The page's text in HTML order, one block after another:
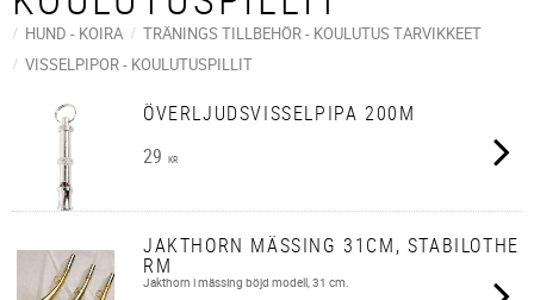
HUND - KOIRA
TRÄNINGS TILLBEHÖR - KOULUTUS TARVIKKEET
VISSELPIPOR - KOULUTUSPILLIT
ÖVERLJUDSVISSELPIPA 200M
29 KR
JAKTHORN MÄSSING 31CM, STABILOTHE
RM
Jakthorn i mässing böjd modell, 31 cm.